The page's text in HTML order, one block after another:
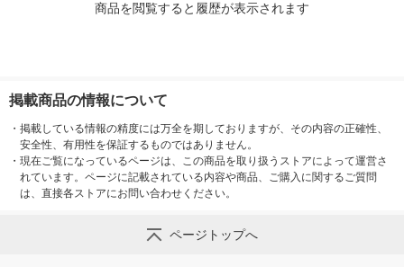
商品を閲覧すると履歴が表示されます
掲載商品の情報について
・ 掲載している情報の精度には万全を期しておりますが、その内容の正確性、
安全性、有用性を保証するものではありません。
・ 現在ご覧になっているページは、この商品を取り扱うストアによって運営さ
れています。ページに記載されている内容や商品、ご購入に関するご質問
は、直接各ストアにお問い合わせください。
ページトップへ